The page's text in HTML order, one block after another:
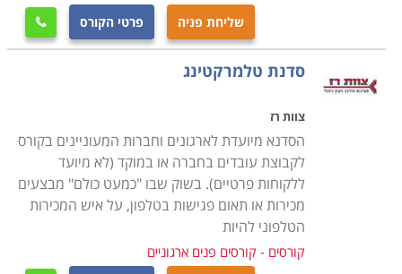
שליחת פניה פרטי הקורס 
סדנת טלמרקטינג
צוות רז
הסדנא מיועדת לארגונים וחברות המעוניינים בקורס
לקבוצת עובדים בחברה או במוקד (לא מיועד
ללקוחות פרטיים). בשוק שבו "כמעט כולם" מבצעים
מכירות או תאום פגישות בטלפון, על איש המכירות
הטלפוני להיות
קורסים - קורסים פנים ארגוניים